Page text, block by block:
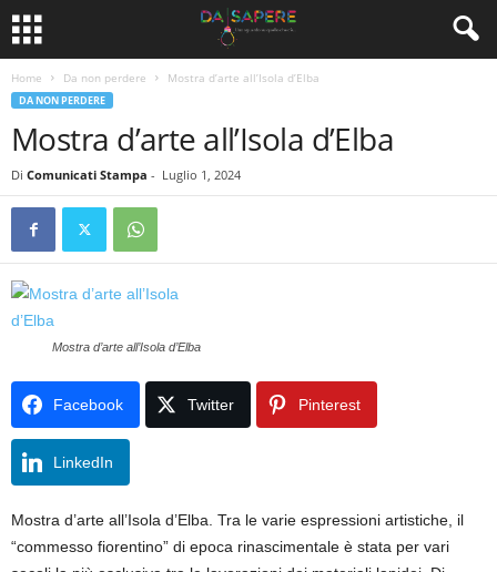
Home Da non perdere Mostra d’arte all’Isola d’Elba
DA NON PERDERE
Mostra d’arte all’Isola d’Elba
Di Comunicati Stampa - Luglio 1, 2024
Mostra d’arte all’Isola d’Elba
Facebook Twitter Pinterest
LinkedIn
Mostra d’arte all’Isola d’Elba. Tra le varie espressioni artistiche, il
“commesso fiorentino” di epoca rinascimentale è stata per vari